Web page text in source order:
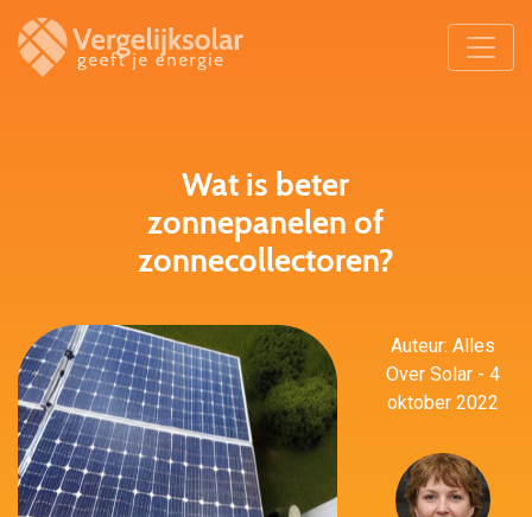
Wat is beter
zonnepanelen of
zonnecollectoren?
Auteur: Alles
Over Solar - 4
oktober 2022